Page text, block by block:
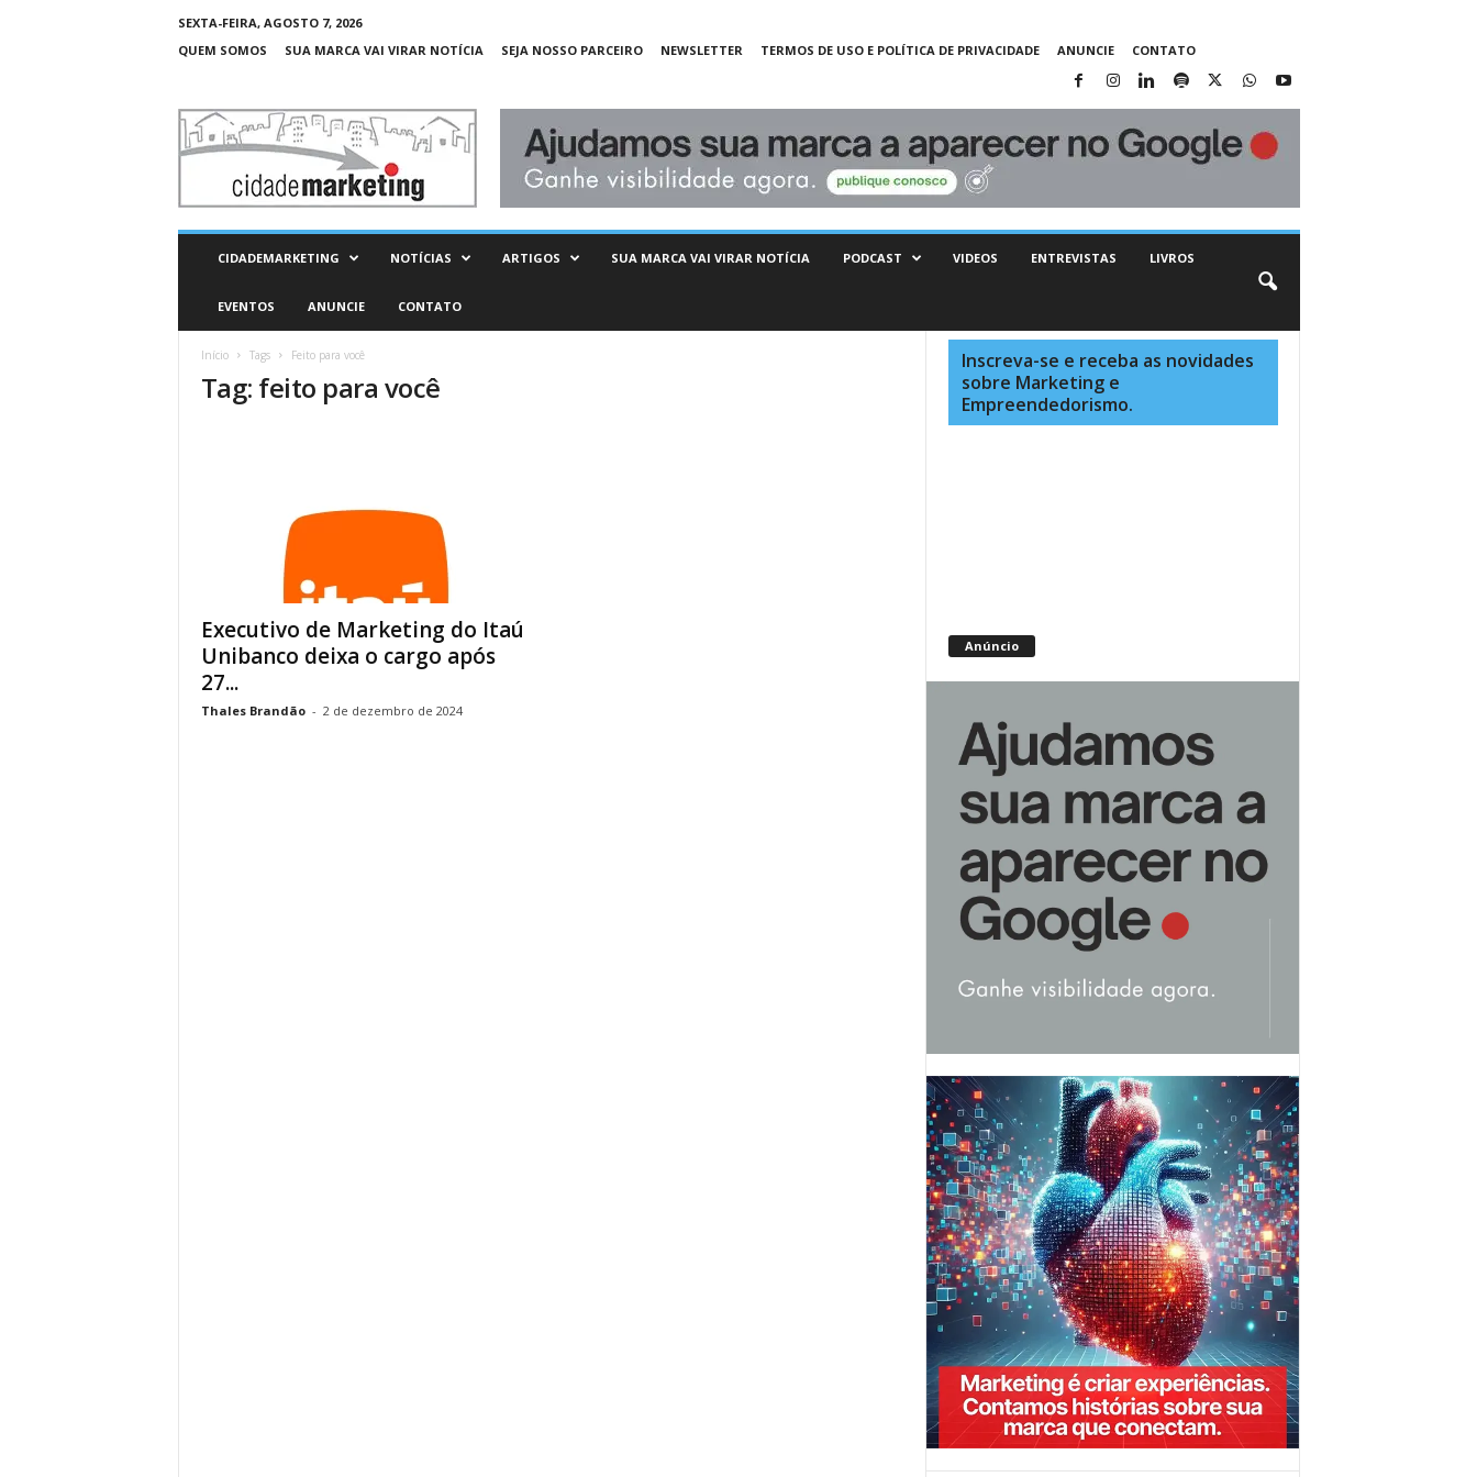
SEXTA-FEIRA, AGOSTO 7, 2026
QUEM SOMOS
SUA MARCA VAI VIRAR NOTÍCIA SEJA NOSSO PARCEIRO NEWSLETTER TERMOS DE USO E POLÍTICA DE PRIVACIDADE ANUNCIE CONTATO
C
d
CIDADEMARKETING NOTÍCIAS ARTIGOS SUA MARCA VAI VIRAR NOTÍCIA PODCAST VIDEOS ENTREVISTAS LIVROS
EVENTOS ANUNCIE CONTATO
Início Tags Feito para você
Tag: feito para você
Executivo de Marketing do Itaú
Unibanco deixa o cargo após
27...
Thales Brandão - 2 de dezembro de 2024
Inscreva-se e receba as novidades
sobre Marketing e
Empreendedorismo.
Anúncio